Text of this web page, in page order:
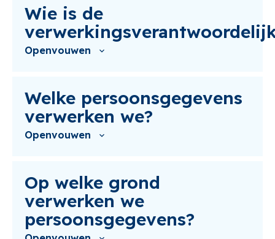
Wie is de
Openvouwen
Welke persoonsgegevens
verwerken we?
Openvouwen
Op welke grond
verwerken we
persoonsgegevens?